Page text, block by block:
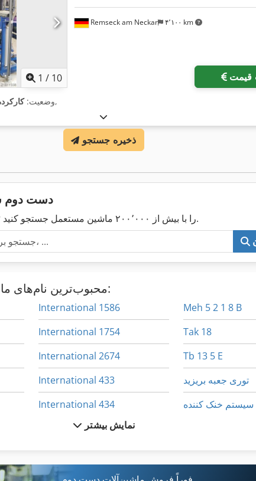
1 / 10
Remseck am Neckar ۴٬۱۰۰ km
قیمت
وضعیت:,
ذخیره جستجو
دست دوم
اکنون کل Machineseeker را با بیش از ۲۰۰٬۰۰۰ ماشین مستعمل جستجو کنید.
محبوب‌ترین نام‌های ماشین‌آلات را مرور کنید:
International 1586
International 1754
International 2674
International 433
International 434
International 560
Ka 77
Meh 5 2 1 8 B
Tak 18
Tb 13 5 E
توری جعبه بریزید
سیستم خنک کننده
نمایش بیشتر